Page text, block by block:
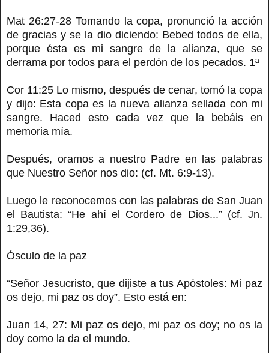
Mat 26:27-28 Tomando la copa, pronunció la acción
de gracias y se la dio diciendo: Bebed todos de ella,
porque ésta es mi sangre de la alianza, que se
derrama por todos para el perdón de los pecados. 1ª
Cor 11:25 Lo mismo, después de cenar, tomó la copa
y dijo: Esta copa es la nueva alianza sellada con mi
sangre. Haced esto cada vez que la bebáis en
memoria mía.
Después, oramos a nuestro Padre en las palabras
que Nuestro Señor nos dio: (cf. Mt. 6:9-13).
Luego le reconocemos con las palabras de San Juan
el Bautista: “He ahí el Cordero de Dios...” (cf. Jn.
1:29,36).
Ósculo de la paz
“Señor Jesucristo, que dijiste a tus Apóstoles: Mi paz
os dejo, mi paz os doy”. Esto está en:
Juan 14, 27: Mi paz os dejo, mi paz os doy; no os la
doy como la da el mundo.